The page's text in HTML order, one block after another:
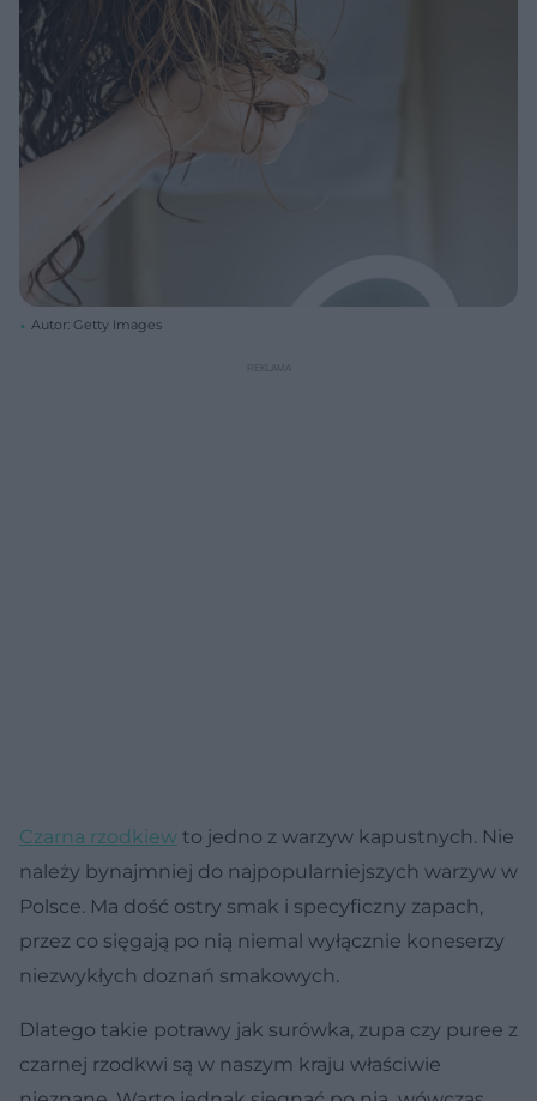
Autor: Getty Images
Czarna rzodkiew to jedno z warzyw kapustnych. Nie
należy bynajmniej do najpopularniejszych warzyw w
Polsce. Ma dość ostry smak i specyficzny zapach,
przez co sięgają po nią niemal wyłącznie koneserzy
niezwykłych doznań smakowych.
Dlatego takie potrawy jak surówka, zupa czy puree z
czarnej rzodkwi są w naszym kraju właściwie